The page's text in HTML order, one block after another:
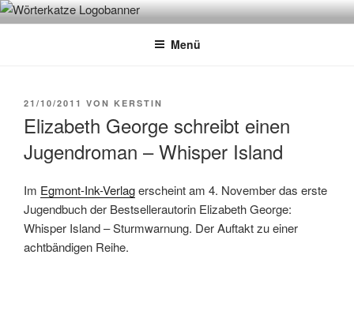
Zum
InhaltWÖRTERKATZE
Von Büchern erzählen
Menü
VERÖFFENTLICHT
21/10/2011 VON KERSTIN
Elizabeth George schreibt einen
Jugendroman – Whisper Island
Im Egmont-Ink-Verlagerscheint am 4. November das erste
Jugendbuch der Bestsellerautorin Elizabeth George:
Whisper Island – Sturmwarnung. Der Auftakt zu einer
achtbändigen Reihe.